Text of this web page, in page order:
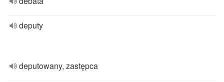
deputy
deputowany, zastępca